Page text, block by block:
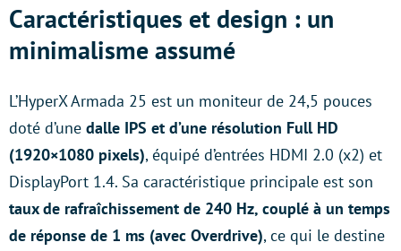
Caractéristiques et design : un
minimalisme assumé
L’HyperX Armada 25 est un moniteur de 24,5 pouces
doté d’une dalle IPS et d’une résolution Full HD
(1920×1080 pixels), équipé d’entrées HDMI 2.0 (x2) et
DisplayPort 1.4. Sa caractéristique principale est son
taux de rafraîchissement de 240 Hz, couplé à un temps
de réponse de 1 ms (avec Overdrive), ce qui le destine